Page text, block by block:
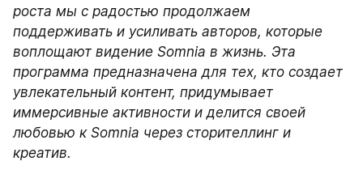
роста мы с радостью продолжаем
поддерживать и усиливать авторов, которые
воплощают видение Somnia в жизнь. Эта
программа предназначена для тех, кто создает
увлекательный контент, придумывает
иммерсивные активности и делится своей
любовью к Somnia через сторителлинг и
креатив.